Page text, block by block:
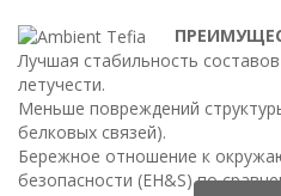
Лучшая стабильность
летучести.
Меньше повреждений
белковых связей).
Бережное отношение к
безопасности (EH&S) по